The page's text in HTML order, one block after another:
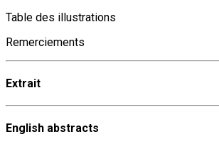
Table des illustrations
Remerciements
Extrait
English abstracts